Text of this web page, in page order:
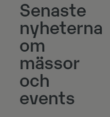
Senaste
nyheterna
om
mässor
och
events